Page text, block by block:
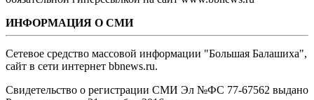
ИНФОРМАЦИЯ О СМИ
Сетевое средство массовой информации "Большая Балашиха",
сайт в сети интернет bbnews.ru.
Свидетельство о регистрации СМИ Эл №ФС ‎77-67562 выдано